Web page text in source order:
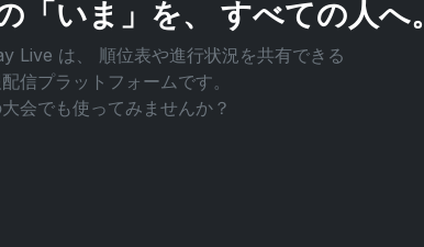
「いま」を、 すべての人へ。
Live は、 順位表や進行状況を共有できる
信プラットフォームです。
会でも使ってみませんか？